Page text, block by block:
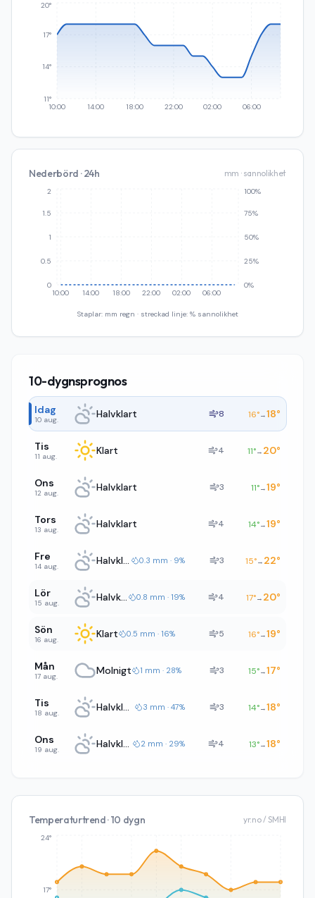
10:00 14:00 18:00 22:00 02:00 06:00
11°
14°
17°
20°
Nederbörd · 24h mm · sannolikhet
10:00 14:00 18:00 22:00 02:00 06:00
0
0.5
1
1.5
2
0%
25%
50%
75%
100%
Staplar: mm regn · streckad linje: % sannolikhet
10-dygnsprognos
Idag
10 aug. Halvklart 8 16°→18°
Tis
11 aug. Klart 4 11°→ 20°
Ons
12 aug. Halvklart 3 11°→19°
Tors
13 aug. Halvklart 4 14°→19°
Fre
14 aug. Halvklart 0.3 mm · 9% 3 15°→ 22°
Lör
15 aug. Halvklart 0.8 mm · 19% 4 17°→ 20°
Sön
16 aug. Klart 0.5 mm · 16% 5 16°→19°
Mån
17 aug. Molnigt 1 mm · 28% 3 15°→17°
Tis
18 aug. Halvklart 3 mm · 47% 3 14°→18°
Ons
19 aug. Halvklart 2 mm · 29% 4 13°→18°
Temperaturtrend · 10 dygn yr.no / SMHI
17°
24°